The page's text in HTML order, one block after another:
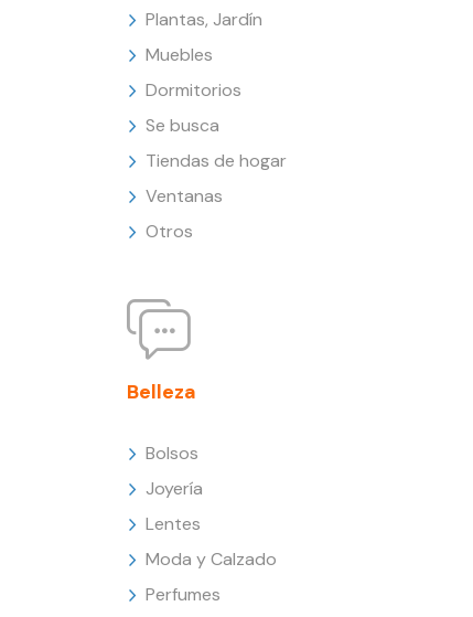
Plantas, Jardín
Muebles
Dormitorios
Se busca
Tiendas de hogar
Ventanas
Otros
Belleza
Bolsos
Joyería
Lentes
Moda y Calzado
Perfumes